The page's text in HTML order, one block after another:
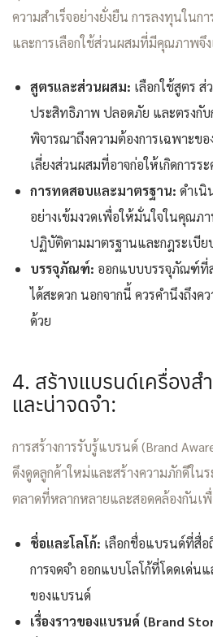
ความสำเร็จอย่างยั่งยืน การลงทุนในก
และการเลือกใช้ส่วนผสมที่มีคุณภาพจึ
สูตรและส่วนผสม: เลือกใช้สูตร
ประสิทธิภาพ ปลอดภัย และตรงกั
พิจารณาถึงความต้องการเฉพาะข
เลี่ยงส่วนผสมที่อาจก่อให้เกิดการระ
การทดสอบและมาตรฐาน: ดำเ
อย่างเข้มงวดเพื่อให้มั่นใจในคุณภ
ปฏิบัติตามมาตรฐานและกฎระเบีย
บรรจุภัณฑ์: ออกแบบบรรจุภัณฑ์ที่
ได้สะดวก นอกจากนี้ ควรคำนึงถึง
ด้วย
4. สร้างแบรนด์เครื่องส
และน่าจดจำ:
การสร้างการรับรู้แบรนด์ (Brand
ดึงดูดลูกค้าใหม่และสร้างความภักดีใน
ตลาดที่หลากหลายและสอดคล้องกันเ
ชื่อและโลโก้: เลือกชื่อแบรนด์ที่สื่อ
การจดจำ ออกแบบโลโก้ที่โดดเด่
ของแบรนด์
เรื่องราวของแบรนด์ (Brand